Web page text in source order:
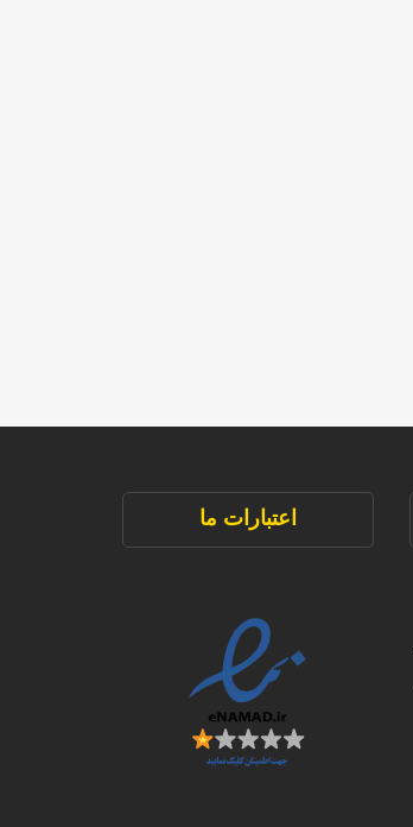
اعتبارات ما